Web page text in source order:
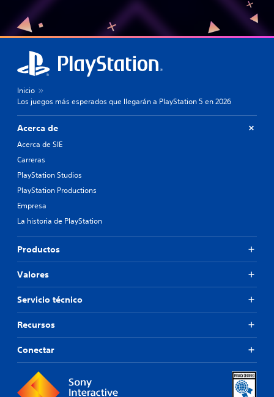
Inicio
Los juegos más esperados que llegarán a PlayStation 5 en 2026
Acerca de
Acerca de SIE
Carreras
PlayStation Studios
PlayStation Productions
Empresa
La historia de PlayStation
Productos
Valores
Servicio técnico
Recursos
Conectar